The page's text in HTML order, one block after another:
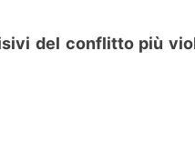
del conflitto più